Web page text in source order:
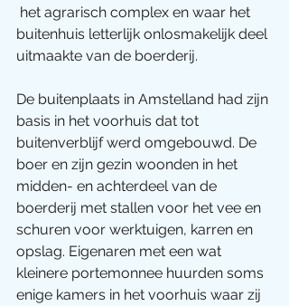
het agrarisch complex en waar het
buitenhuis letterlijk onlosmakelijk deel
uitmaakte van de boerderij.
De buitenplaats in Amstelland had zijn
basis in het voorhuis dat tot
buitenverblijf werd omgebouwd. De
boer en zijn gezin woonden in het
midden- en achterdeel van de
boerderij met stallen voor het vee en
schuren voor werktuigen, karren en
opslag. Eigenaren met een wat
kleinere portemonnee huurden soms
enige kamers in het voorhuis waar zij